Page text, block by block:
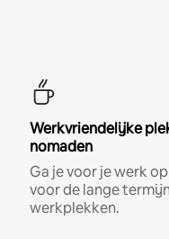
Werkvriendelijke
nomaden
Ga je voor je werk
voor de lange
werkplekken.